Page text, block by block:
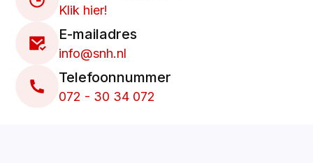
Klik hier!
E-mailadres
info@snh.nl
Telefoonnummer
072 - 30 34 072